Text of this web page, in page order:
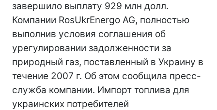
завершило выплату 929 млн долл.
Компании RosUkrEnergo AG, полностью
выполнив условия соглашения об
урегулировании задолженности за
природный газ, поставленный в Украину в
течение 2007 г. Об этом сообщила пресс-
служба компании. Импорт топлива для
украинских потребителей